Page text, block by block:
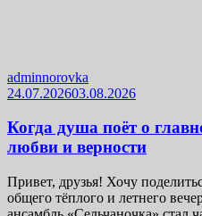
adminnorovka
24.07.202603.08.2026
Когда душа поёт о
любви и верности
Привет, друзья! Хочу
общего тёплого и летнего